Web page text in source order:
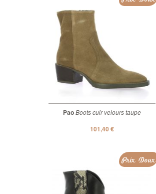
PaoBoots cuir velours taupe
101,40 €
Prix Doux